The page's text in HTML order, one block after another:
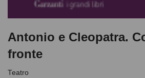
Antonio e Cleopatra.
fronte
Teatro